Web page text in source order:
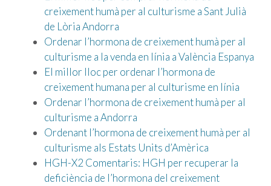
creixement humà per al culturisme a Sant Julià
de Lòria Andorra
Ordenar l’hormona de creixement humà per al
culturisme a la venda en línia a València Espanya
El millor lloc per ordenar l’hormona de
creixement humana per al culturisme en línia
Ordenar l’hormona de creixement humà per al
culturisme a Andorra
Ordenant l’hormona de creixement humà per al
culturisme als Estats Units d’Amèrica
HGH-X2 Comentaris: HGH per recuperar la
deficiència de l’hormona del creixement